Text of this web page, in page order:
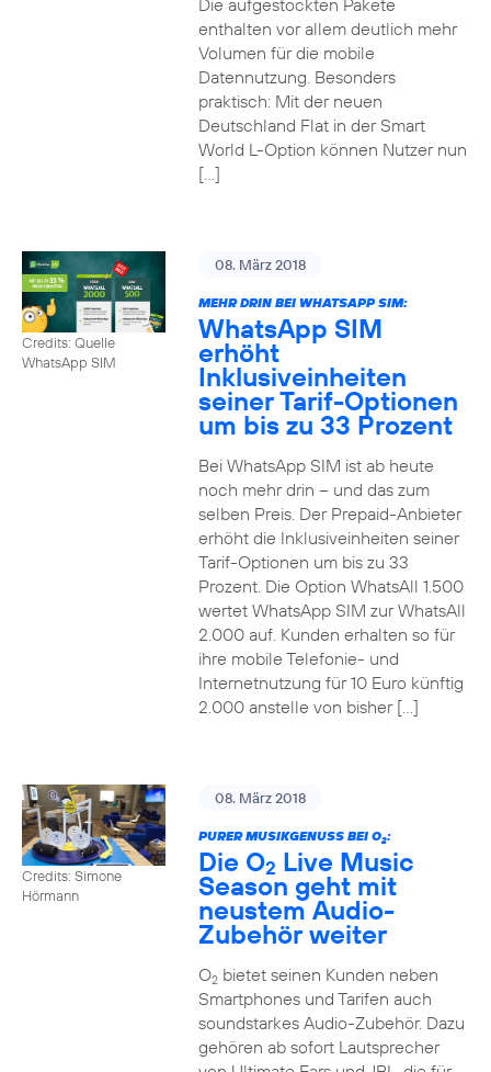
Die aufgestockten Pakete
enthalten vor allem deutlich mehr
Volumen für die mobile
Datennutzung. Besonders
praktisch: Mit der neuen
Deutschland Flat in der Smart
World L-Option können Nutzer nun
[…]
Credits: Quelle
WhatsApp SIM
08. März 2018
MEHR DRIN BEI WHATSAPP SIM:
WhatsApp SIM
erhöht
Inklusiveinheiten
seiner Tarif-Optionen
um bis zu 33 Prozent
Bei WhatsApp SIM ist ab heute
noch mehr drin – und das zum
selben Preis. Der Prepaid-Anbieter
erhöht die Inklusiveinheiten seiner
Tarif-Optionen um bis zu 33
Prozent. Die Option WhatsAll 1.500
wertet WhatsApp SIM zur WhatsAll
2.000 auf. Kunden erhalten so für
ihre mobile Telefonie- und
Internetnutzung für 10 Euro künftig
2.000 anstelle von bisher […]
Credits: Simone
Hörmann
08. März 2018
PURER MUSIKGENUSS BEI O2:
Die O2 Live Music
Season geht mit
neustem Audio-
Zubehör weiter
O2bietet seinen Kunden neben
Smartphones und Tarifen auch
soundstarkes Audio-Zubehör. Dazu
gehören ab sofort Lautsprecher